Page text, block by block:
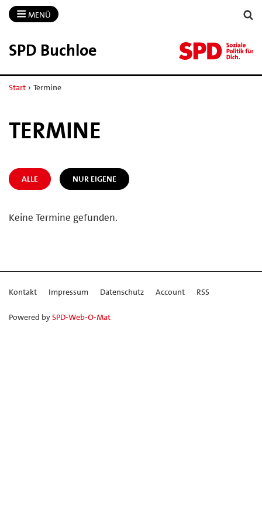
MENÜ
SPD Buchloe
Start › Termine
TERMINE
ALLE NUR EIGENE
Keine Termine gefunden.
Kontakt Impressum Datenschutz Account RSS
Powered bySPD-Web-O-Mat